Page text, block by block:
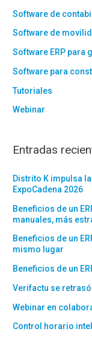
Software de
Software de
Software ERP para
Software para
Tutoriales
Webinar
Entradas
Distrito K impulsa
ExpoCadena 2026
Beneficios de un
manuales, más
Beneficios de un
mismo lugar
Beneficios de un
Verifactu se
Webinar en
Control horario